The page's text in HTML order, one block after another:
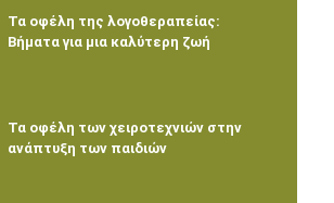
Τα οφέλη της λογοθεραπείας:
Βήματα για μια καλύτερη ζωή
Τα οφέλη των χειροτεχνιών στην
ανάπτυξη των παιδιών